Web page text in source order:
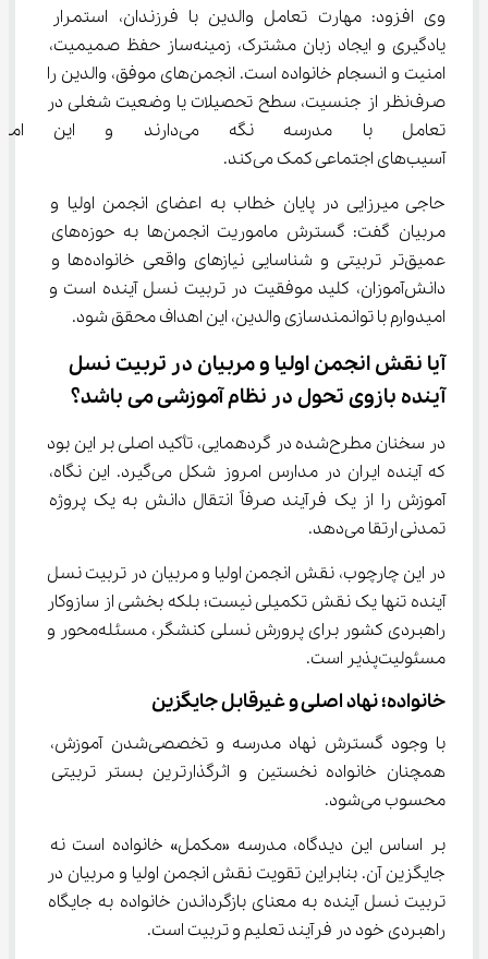
وی افزود: مهارت تعامل والدین با فرزندان، استمرار
یادگیری و ایجاد زبان مشترک، زمینه‌ساز حفظ صمیمیت،
امنیت و انسجام خانواده است. انجمن‌های موفق، والدین را
صرف‌نظر از جنسیت، سطح تحصیلات یا وضعیت شغلی در
تعامل با مدرسه نگه
آسیب‌های اجتماعی کمک می‌کند.
حاجی میرزایی در پایان خطاب به اعضای انجمن اولیا و
مربیان گفت: گسترش ماموریت انجمن‌ها به حوزه‌های
عمیق‌تر تربیتی و شناسایی نیازهای واقعی خانواده‌ها و
دانش‌آموزان، کلید موفقیت در تربیت نسل آینده است و
امیدوارم با توانمندسازی والدین، این اهداف محقق شود.
آیا نقش انجمن اولیا و مربیان در تربیت نسل
آینده بازوی تحول در نظام آموزشی می باشد؟
در سخنان مطرح‌شده در گردهمایی، تأکید اصلی بر این بود
که آینده ایران در مدارس امروز شکل می‌گیرد. این نگاه،
آموزش را از یک فرآیند صرفاً انتقال دانش به یک پروژه
تمدنی ارتقا می‌دهد.
در این چارچوب، نقش انجمن اولیا و مربیان در تربیت نسل
آینده تنها یک نقش تکمیلی نیست؛ بلکه بخشی از سازوکار
راهبردی کشور برای پرورش نسلی کنشگر، مسئله‌محور و
مسئولیت‌پذیر است.
خانواده؛ نهاد اصلی و غیرقابل جایگزین
با وجود گسترش نهاد مدرسه و تخصصی‌شدن آموزش،
همچنان خانواده نخستین و اثرگذارترین بستر تربیتی
محسوب می‌شود.
بر اساس این دیدگاه، مدرسه «مکمل» خانواده است نه
جایگزین آن. بنابراین تقویت نقش انجمن اولیا و مربیان در
تربیت نسل آینده به معنای بازگرداندن خانواده به جایگاه
راهبردی خود در فرآیند تعلیم و تربیت است.